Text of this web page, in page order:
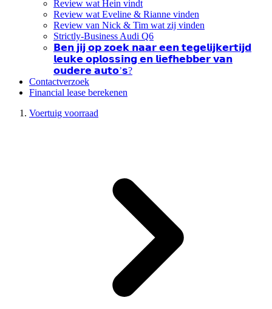
Review wat Hein vindt
Review wat Eveline & Rianne vinden
Review van Nick & Tim wat zij vinden
Strictly-Business Audi Q6
𝗕𝗲𝗻 𝗷𝗶𝗷 𝗼𝗽 𝘇𝗼𝗲𝗸 𝗻𝗮𝗮𝗿 𝗲𝗲𝗻 𝘁𝗲𝗴𝗲𝗹𝗶𝗷𝗸𝗲𝗿𝘁𝗶𝗷𝗱
𝗹𝗲𝘂𝗸𝗲 𝗼𝗽𝗹𝗼𝘀𝘀𝗶𝗻𝗴 𝗲𝗻 𝗹𝗶𝗲𝗳𝗵𝗲𝗯𝗯𝗲𝗿 𝘃𝗮𝗻
𝗼𝘂𝗱𝗲𝗿𝗲 𝗮𝘂𝘁𝗼’𝘀?
Contactverzoek
Financial lease berekenen
Voertuig voorraad